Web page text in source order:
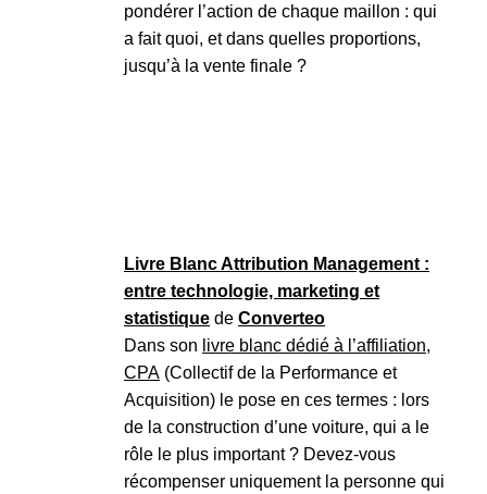
pondérer l’action de chaque maillon : qui
a fait quoi, et dans quelles proportions,
jusqu’à la vente finale ?
Livre Blanc Attribution Management :
entre technologie, marketing et
statistique de Converteo
Dans son livre blanc dédié à l’affiliation,
CPA (Collectif de la Performance et
Acquisition) le pose en ces termes : lors
de la construction d’une voiture, qui a le
rôle le plus important ? Devez-vous
récompenser uniquement la personne qui